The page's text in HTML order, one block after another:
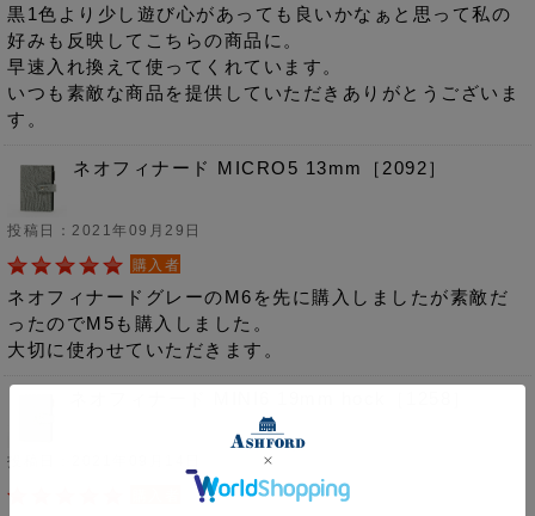
黒1色より少し遊び心があっても良いかなぁと思って私の
好みも反映してこちらの商品に。
早速入れ換えて使ってくれています。
いつも素敵な商品を提供していただきありがとうございま
す。
ネオフィナード MICRO5 13mm［2092］
投稿日：2021年09月29日
購入者
ネオフィナードグレーのM6を先に購入しましたが素敵だ
ったのでM5も購入しました。
大切に使わせていただきます。
投稿日：2021年09月14日